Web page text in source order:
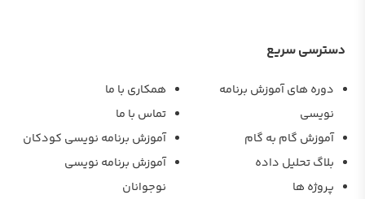
دسترسی سریع
دوره های آموزش برنامه
نویسی
آموزش گام به گام
بلاگ تحلیل داده
پروژه ها
همکاری با ما
تماس با ما
آموزش برنامه نویسی کودکان
آموزش برنامه نویسی
نوجوانان